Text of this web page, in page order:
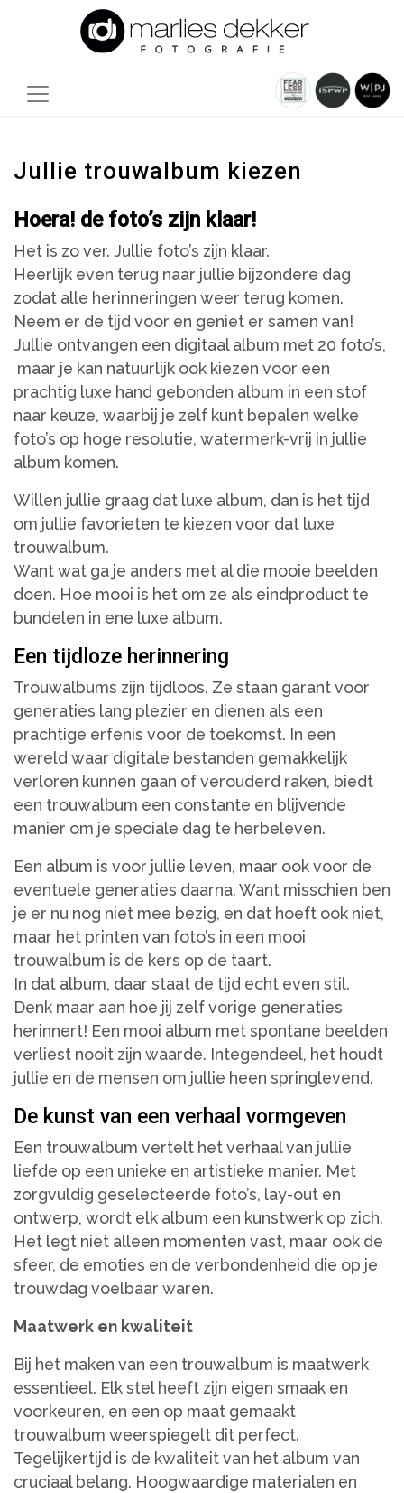
Jullie trouwalbum kiezen
Hoera! de foto’s zijn klaar!
Het is zo ver. Jullie foto’s zijn klaar.
Heerlijk even terug naar jullie bijzondere dag
zodat alle herinneringen weer terug komen.
Neem er de tijd voor en geniet er samen van!
Jullie ontvangen een digitaal album met 20 foto’s,
maar je kan natuurlijk ook kiezen voor een
prachtig luxe hand gebonden album in een stof
naar keuze, waarbij je zelf kunt bepalen welke
foto’s op hoge resolutie, watermerk-vrij in jullie
album komen.
Willen jullie graag dat luxe album, dan is het tijd
om jullie favorieten te kiezen voor dat luxe
trouwalbum.
Want wat ga je anders met al die mooie beelden
doen. Hoe mooi is het om ze als eindproduct te
bundelen in ene luxe album.
Een tijdloze herinnering
Trouwalbums zijn tijdloos. Ze staan garant voor
generaties lang plezier en dienen als een
prachtige erfenis voor de toekomst. In een
wereld waar digitale bestanden gemakkelijk
verloren kunnen gaan of verouderd raken, biedt
een trouwalbum een constante en blijvende
manier om je speciale dag te herbeleven.
Een album is voor jullie leven, maar ook voor de
eventuele generaties daarna.Want misschien ben
je er nu nog niet mee bezig, en dat hoeft ook niet,
maar het printen van foto’s in een mooi
trouwalbum is de kers op de taart.
In dat album, daar staat de tijd echt even stil.
Denk maar aan hoe jij zelf vorige generaties
herinnert! Een mooi album met spontane beelden
verliest nooit zijn waarde. Integendeel, het houdt
jullie en de mensen om jullie heen springlevend.
De kunst van een verhaal vormgeven
Een trouwalbum vertelt het verhaal van jullie
liefde op een unieke en artistieke manier. Met
zorgvuldig geselecteerde foto’s, lay-out en
ontwerp, wordt elk album een kunstwerk op zich.
Het legt niet alleen momenten vast, maar ook de
sfeer, de emoties en de verbondenheid die op je
trouwdag voelbaar waren.
Maatwerk en kwaliteit
Bij het maken van een trouwalbum is maatwerk
essentieel. Elk stel heeft zijn eigen smaak en
voorkeuren, en een op maat gemaakt
trouwalbum weerspiegelt dit perfect.
Tegelijkertijd is de kwaliteit van het album van
cruciaal belang. Hoogwaardige materialen en